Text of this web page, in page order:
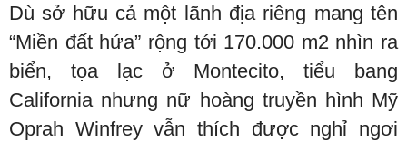
Dù sở hữu cả một lãnh địa riêng mang tên
“Miền đất hứa” rộng tới 170.000 m2 nhìn ra
biển, tọa lạc ở Montecito, tiểu bang
California nhưng nữ hoàng truyền hình Mỹ
Oprah Winfrey vẫn thích được nghỉ ngơi